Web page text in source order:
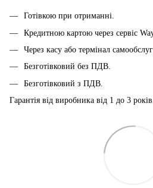
Готівкою при отриманні.
Кредитною картою через сервіс
Через касу або термінал
Безготівковий без ПДВ.
Безготівковий з ПДВ.
Гарантія від виробника від 1 до 3